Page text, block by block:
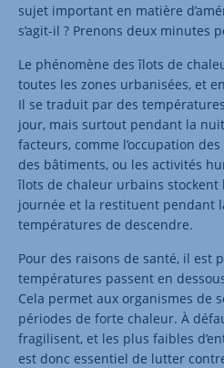
sujet important en matière
s’agit-il ? Prenons deux minutes
Le phénomène des îlots de
toutes les zones urbanisées, et
Il se traduit par des
jour, mais surtout pendant la
facteurs, comme l’occupation
des bâtiments, ou les activités
îlots de chaleur urbains
journée et la restituent pendant
températures de descendre.
Pour des raisons de santé, il est
températures passent en
Cela permet aux organismes de
périodes de forte chaleur. À
fragilisent, et les plus faibles
est donc essentiel de lutter